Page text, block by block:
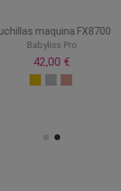
maquina FX8700
Babyliss Pro
42,00 €